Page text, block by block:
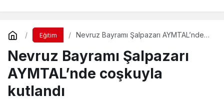
Eğitim
Nevruz Bayramı Şalpazarı AYMTAL’nde
Nevruz Bayramı Şalpazarı
AYMTAL’nde coşkuyla
kutlandı